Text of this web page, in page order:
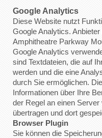
Google Analytics
Diese Website nutzt
Google Analytics.
Amphitheatre Parkway
Google Analytics
sind Textdateien, die auf
werden und die eine
durch Sie ermöglichen.
Informationen über Ihre
der Regel an einen
übertragen und dort
Browser Plugin
Sie können die